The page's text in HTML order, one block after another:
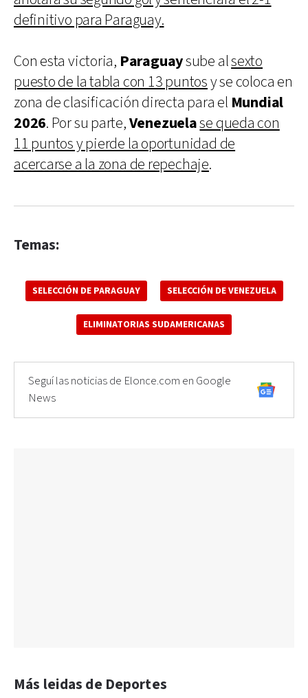
definitivo para Paraguay.
Con esta victoria, Paraguaysube alsexto
puesto de la tabla con 13 puntosy se coloca en
zona de clasificación directa para el Mundial
2026. Por su parte,Venezuelase queda con
11 puntos y pierde la oportunidad de
acercarse a la zona de repechaje.
Temas:
SELECCIÓN DE PARAGUAY SELECCIÓN DE VENEZUELA
ELIMINATORIAS SUDAMERICANAS
Seguí las noticias de Elonce.com en Google
News
Más leidas de Deportes